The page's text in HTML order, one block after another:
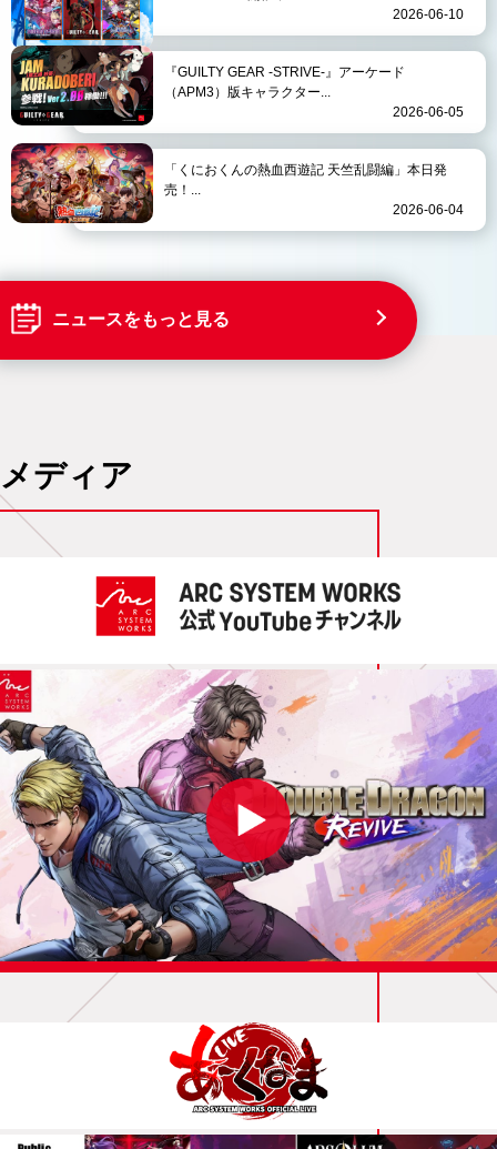
2026-06-10
『GUILTY GEAR -STRIVE-』アーケード
（APM3）版キャラクター...
2026-06-05
「くにおくんの熱血西遊記 天竺乱闘編」本日発
売！...
2026-06-04
ニュースをもっと見る
メディア